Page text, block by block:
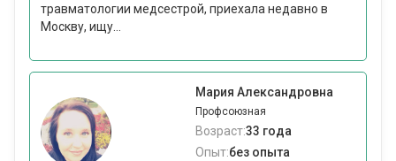
травматологии медсестрой, приехала недавно в
Москву, ищу...
Мария Александровна
Профсоюзная
Возраст:33 года
Опыт:без опыта